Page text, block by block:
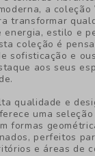
a coleção
transformar
energia, estilo e
coleção é
sofisticação e
aos seus
qualidade e
uma
formas
perfeitos
e áreas de